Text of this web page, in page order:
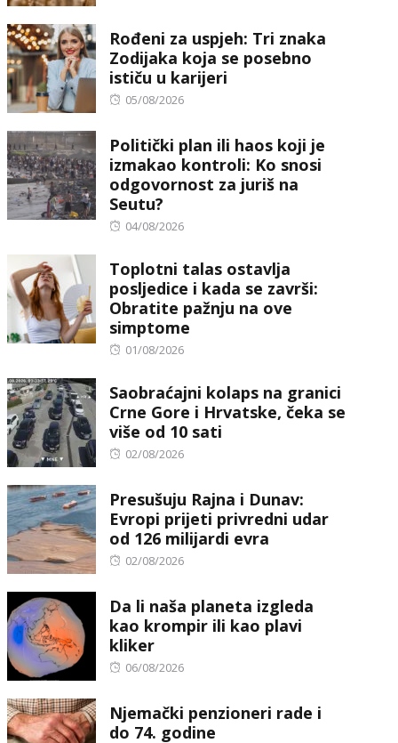
Rođeni za uspjeh: Tri znaka
Zodijaka koja se posebno
ističu u karijeri
Posted
05/08/2026
Politički plan ili haos koji je
izmakao kontroli: Ko snosi
odgovornost za juriš na
Seutu?
Posted
04/08/2026
Toplotni talas ostavlja
posljedice i kada se završi:
Obratite pažnju na ove
simptome
Posted
01/08/2026
Saobraćajni kolaps na granici
Crne Gore i Hrvatske, čeka se
više od 10 sati
Posted
02/08/2026
Presušuju Rajna i Dunav:
Evropi prijeti privredni udar
od 126 milijardi evra
Posted
02/08/2026
Da li naša planeta izgleda
kao krompir ili kao plavi
kliker
Posted
06/08/2026
Njemački penzioneri rade i
do 74. godine